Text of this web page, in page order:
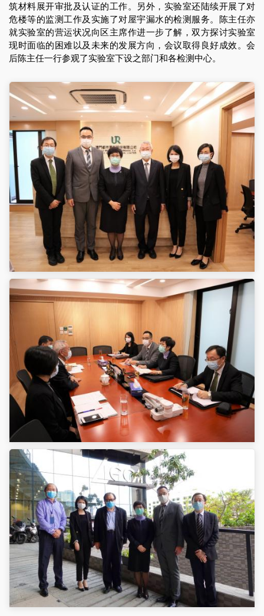
筑材料展开审批及认证的工作。另外，实验室还陆续开展了对
危楼等的监测工作及实施了对屋宇漏水的检测服务。陈主任亦
就实验室的营运状况向区主席作进一步了解，双方探讨实验室
现时面临的困难以及未来的发展方向，会议取得良好成效。会
后陈主任一行参观了实验室下设之部门和各检测中心。